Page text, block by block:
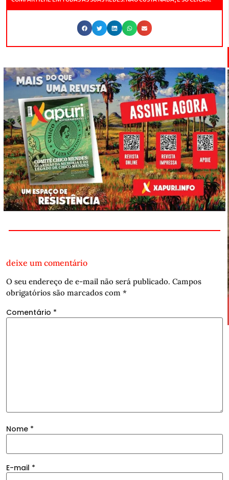
deixe um comentário
O seu endereço de e-mail não será publicado. Campos
obrigatórios são marcados com *
Comentário *
Nome *
E-mail *